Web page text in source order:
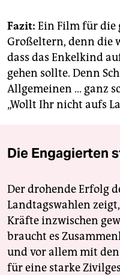
Fazit: Ein Film für die
Großeltern, denn die
dass das Enkelkind
gehen sollte. Denn
Allgemeinen … ganz
„Wollt Ihr nicht aufs
Die Engagierten
Der drohende Erfolg
Landtagswahlen
Kräfte inzwischen
braucht es
und vor allem mit
für eine starke